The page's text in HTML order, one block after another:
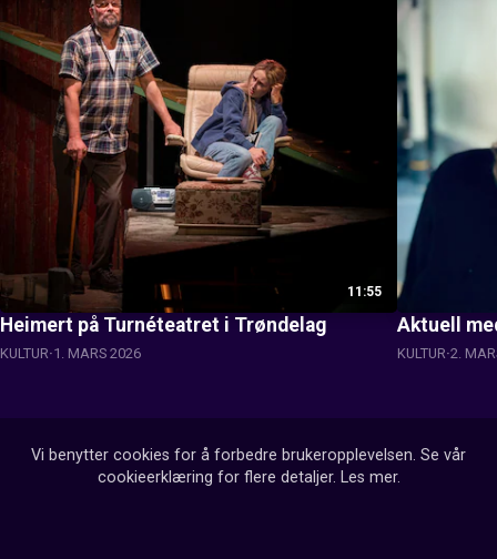
11:55
Heimert på Turnéteatret i Trøndelag
KULTUR 1. MARS 2026
Aktuell
KULTUR 2.
Vi benytter cookies for å forbedre brukeropplevelsen. Se vår
cookieerklæring for flere detaljer. Les mer.